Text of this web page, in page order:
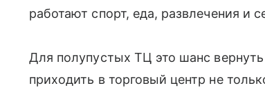
работают спорт, еда, развлечения и
Для полупустых ТЦ это шанс
приходить в торговый центр не